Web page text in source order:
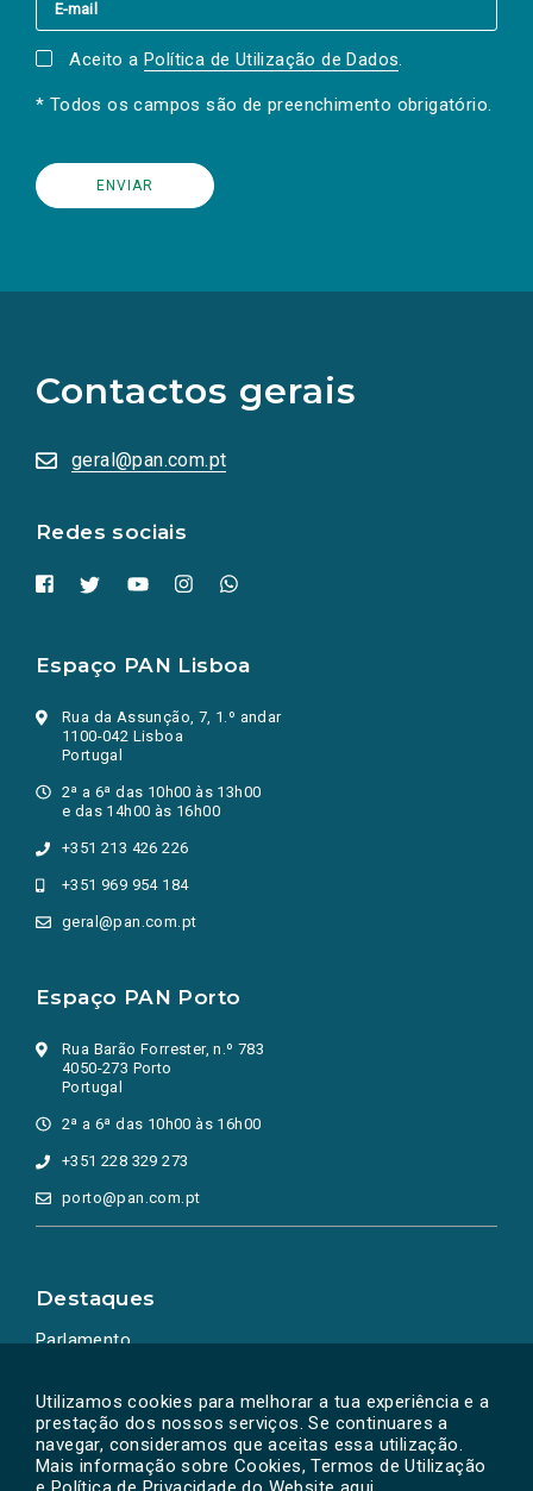
Utilizamos cookies para melhorar a tua experiência e a
prestação dos nossos serviços. Se continuares a
navegar, consideramos que aceitas essa utilização.
Mais informação sobre Cookies, Termos de Utilização
Aceito a Política de Utilização de Dados.
* Todos os campos são de preenchimento obrigatório.
Contactos gerais
geral@pan.com.pt
Redes sociais
redes
sociais
numa
nova
Espaço PAN Lisboa
Rua da Assunção, 7, 1.º andar
1100-042 Lisboa
Portugal
2ª a 6ª das 10h00 às 13h00
e das 14h00 às 16h00
+351 213 426 226
+351 969 954 184
geral@pan.com.pt
Espaço PAN Porto
Rua Barão Forrester, n.º 783
4050-273 Porto
Portugal
2ª a 6ª das 10h00 às 16h00
+351 228 329 273
porto@pan.com.pt
Destaques
Parlamento